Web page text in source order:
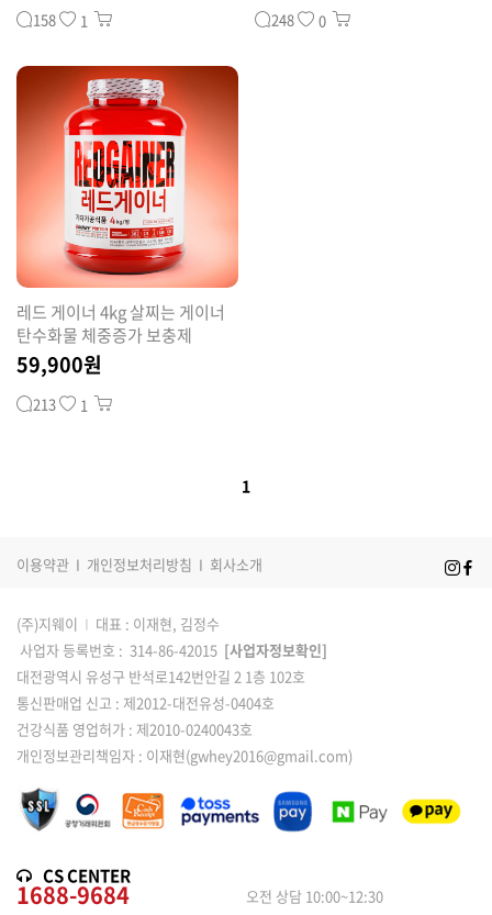
158 1 248 0
레드 게이너 4kg 살찌는 게이너
탄수화물 체중증가 보충제
59,900원
213 1
1
이용약관 I 개인정보처리방침 I 회사소개
(주)지웨이 I 대표 : 이재현, 김정수
사업자 등록번호 : 314-86-42015 [사업자정보확인]
대전광역시 유성구 반석로142번안길 2 1층 102호
통신판매업 신고 : 제2012-대전유성-0404호
건강식품 영업허가 : 제2010-0240043호
개인정보관리책임자 : 이재현(gwhey2016@gmail.com)
CS CENTER
1688-9684
오전 상담 10:00~12:30